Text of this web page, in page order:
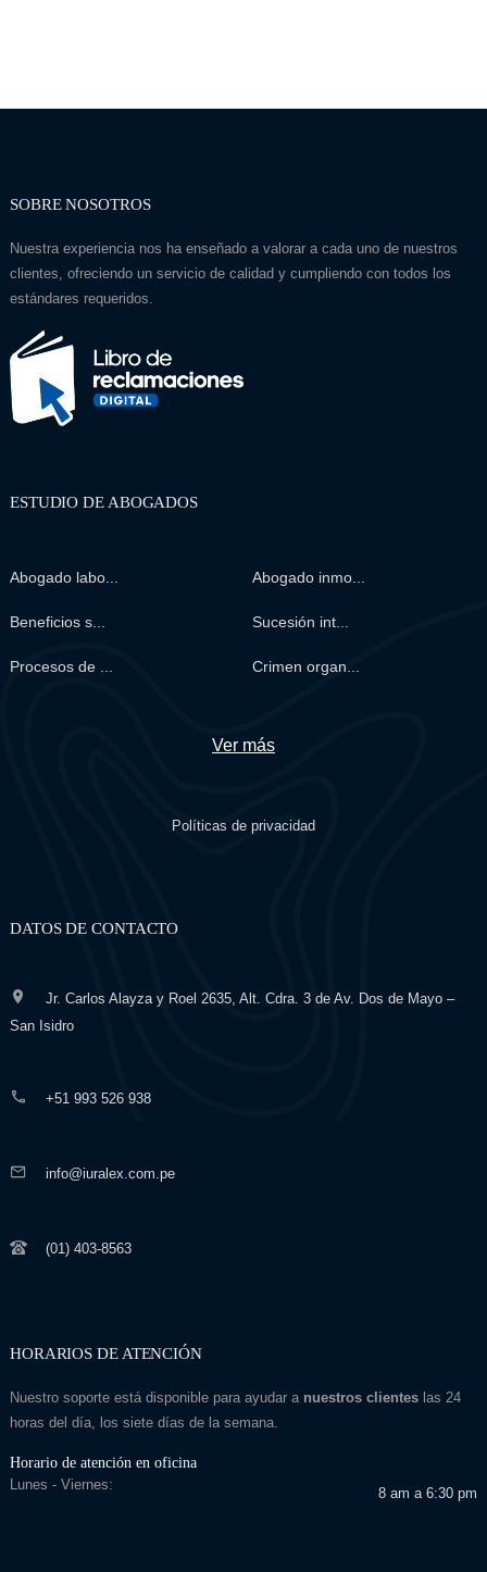
SOBRE NOSOTROS
Nuestra experiencia nos ha enseñado a valorar a cada uno de nuestros
clientes, ofreciendo un servicio de calidad y cumpliendo con todos los
estándares requeridos.
ESTUDIO DE ABOGADOS
Abogado labo... Abogado inmo...
Beneficios s... Sucesión int...
Procesos de ... Crimen organ...
Ver más
Políticas de privacidad
DATOS DE CONTACTO
Jr. Carlos Alayza y Roel 2635, Alt. Cdra. 3 de Av. Dos de Mayo –
San Isidro
+51 993 526 938
info@iuralex.com.pe
(01) 403-8563
HORARIOS DE ATENCIÓN
Nuestro soporte está disponible para ayudar a nuestros clienteslas 24
horas del día, los siete días de la semana.
Horario de atención en oficina
Lunes - Viernes:
8 am a 6:30 pm